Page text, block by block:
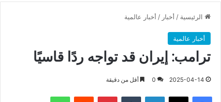
الرئيسية / أخبار / أخبار عالمية
أخبار عالمية
ترامب: إيران قد تواجه ردًا قاسيًا
2025-04-14
0 أقل من دقيقة
فيسبوك X لينكدإن بينتيريست واتساب